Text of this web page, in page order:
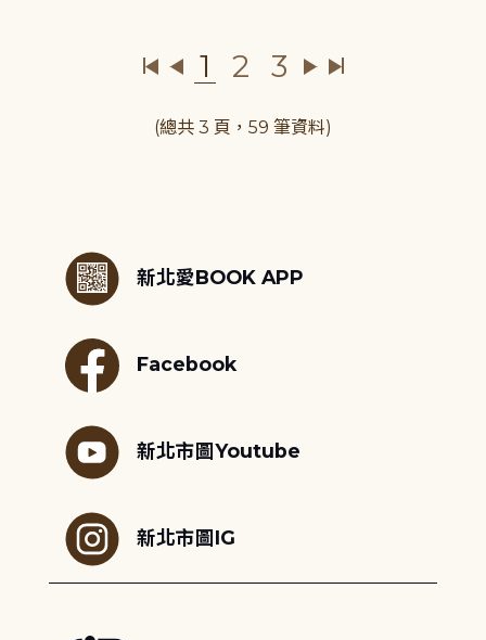
1 2 3
(總共 3 頁，59 筆資料)
新北愛BOOK APP
Facebook
新北市圖Youtube
新北市圖IG